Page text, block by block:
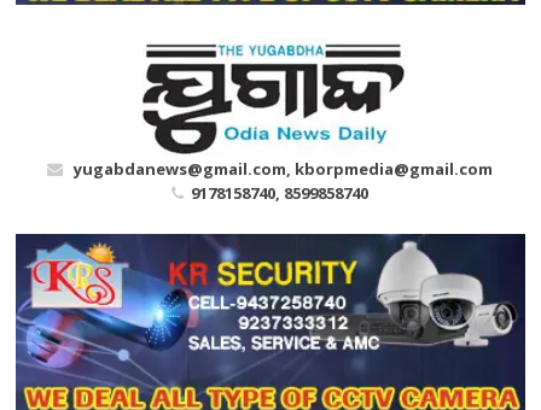
yugabdanews@gmail.com, kborpmedia@gmail.com
9178158740, 8599858740